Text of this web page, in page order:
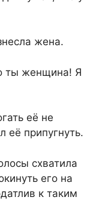
жена.
ты женщина! Я
её не
её припугнуть.
схватила
его на
к таким